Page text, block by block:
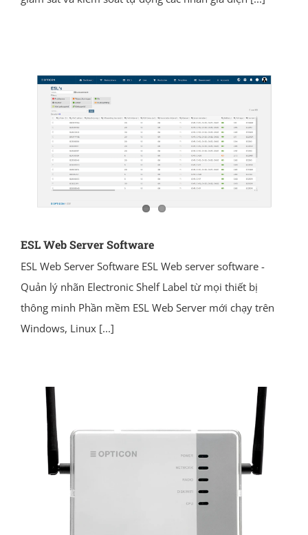
ESL Web Server Software
ESL Web Server Software ESL Web server software -
Quản lý nhãn Electronic Shelf Label từ mọi thiết bị
thông minh Phần mềm ESL Web Server mới chạy trên
Windows, Linux[...]